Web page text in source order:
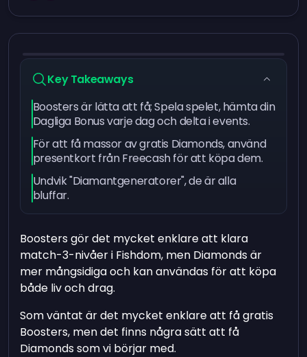
Key Takeaways
Boosters är lätta att få; Spela spelet, hämta din
Dagliga Bonus varje dag och delta i events.
För att få massor av gratis Diamonds, använd
presentkort från Freecash för att köpa dem.
Undvik "Diamantgeneratorer", de är alla
bluffar.
Boosters gör det mycket enklare att klara
match-3-nivåer i Fishdom, men Diamonds är
mer mångsidiga och kan användas för att köpa
både liv och drag.
Som väntat är det mycket enklare att få gratis
Boosters, men det finns några sätt att få
Diamonds som vi börjar med.